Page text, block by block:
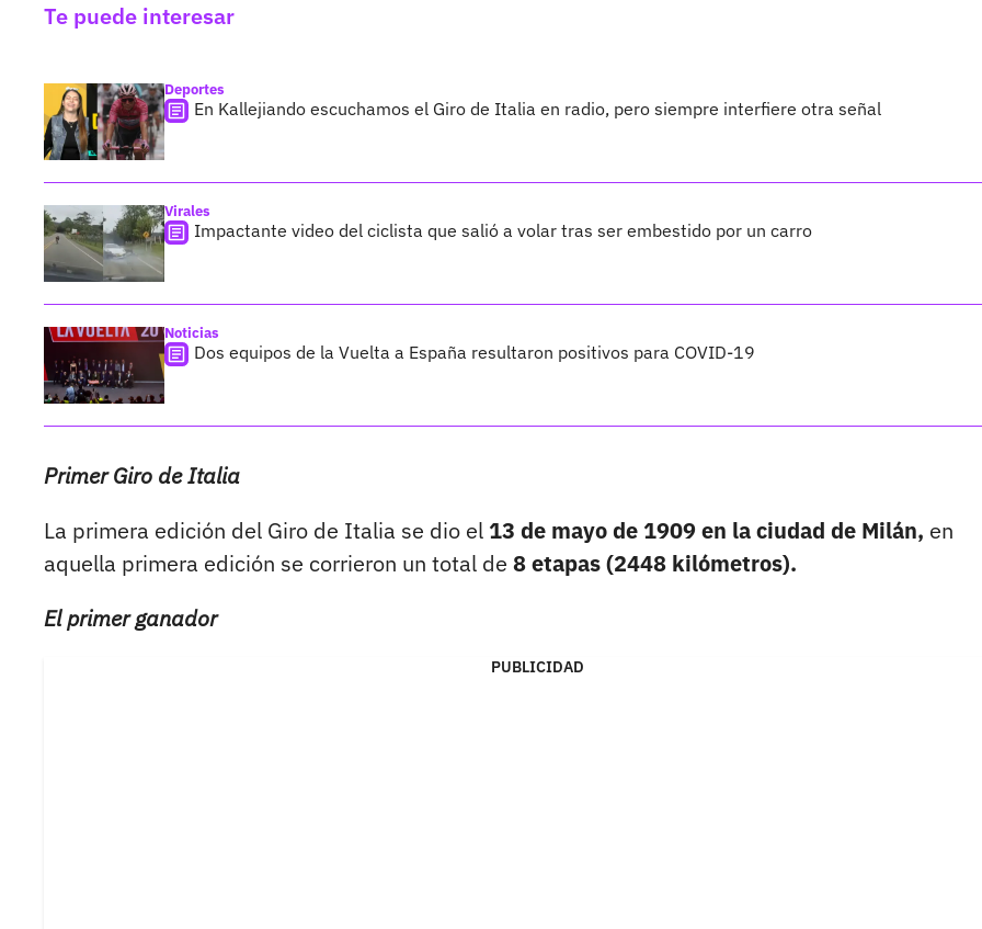
Te puede interesar
Deportes
En Kallejiando escuchamos el Giro de Italia en radio, pero siempre interfiere otra señal
Virales
Impactante video del ciclista que salió a volar tras ser embestido por un carro
Noticias
Dos equipos de la Vuelta a España resultaron positivos para COVID-19
Primer Giro de Italia
La primera edición del Giro de Italia se dio el 13 de mayo de 1909 en la ciudad de Milán, en
aquella primera edición se corrieron un total de 8 etapas (2448 kilómetros).
El primer ganador
PUBLICIDAD